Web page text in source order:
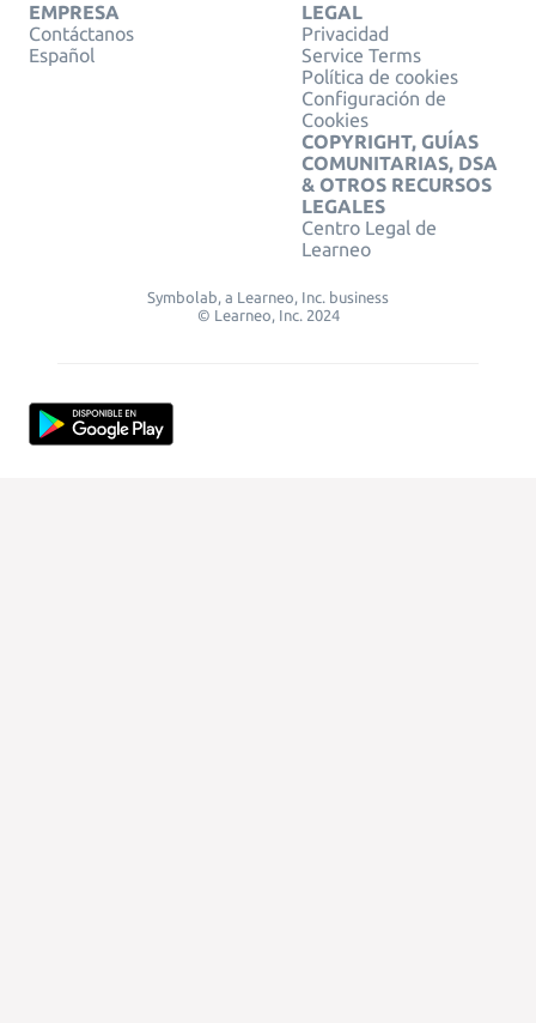
EMPRESA
Contáctanos
Español
LEGAL
Privacidad
Service Terms
Política de cookies
Configuración de
Cookies
COPYRIGHT, GUÍAS
COMUNITARIAS, DSA
& OTROS RECURSOS
LEGALES
Centro Legal de
Learneo
Symbolab, a Learneo, Inc. business
© Learneo, Inc. 2024